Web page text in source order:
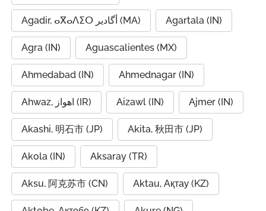
Agadir, ⴰⴳⴰⴷⵉⵔ أگادیر (MA) Agartala (IN)
Agra (IN) Aguascalientes (MX)
Ahmedabad (IN) Ahmednagar (IN)
Ahwaz, اهواز (IR) Aizawl (IN) Ajmer (IN)
Akashi, 明石市 (JP) Akita, 秋田市 (JP)
Akola (IN) Aksaray (TR)
Aksu, 阿克苏市 (CN) Aktau, Ақтау (KZ)